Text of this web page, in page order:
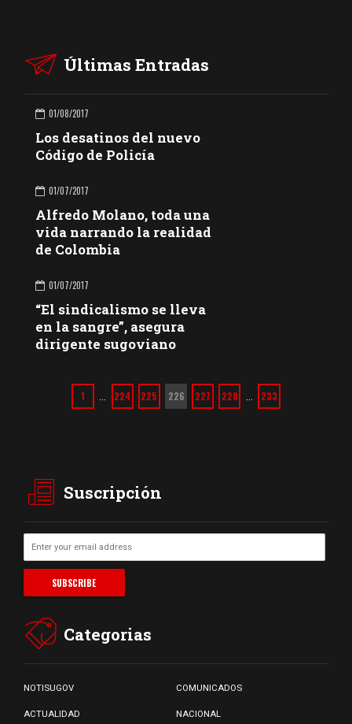
Últimas Entradas
01/08/2017
Los desatinos del nuevo
Código de Policía
01/07/2017
Alfredo Molano, toda una
vida narrando la realidad
de Colombia
01/07/2017
“El sindicalismo se lleva
en la sangre”, asegura
dirigente sugoviano
1 224 225 226 227 228 233
Suscripción
Categorias
NOTISUGOV COMUNICADOS
ACTUALIDAD NACIONAL